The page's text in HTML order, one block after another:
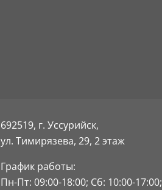
692519, г. Уссурийск,
ул. Тимирязева, 29, 2 этаж
График работы:
Пн-Пт: 09:00-18:00; Сб: 10:00-17:00;